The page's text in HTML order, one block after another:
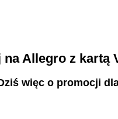
na Allegro z kartą
więc o promocji